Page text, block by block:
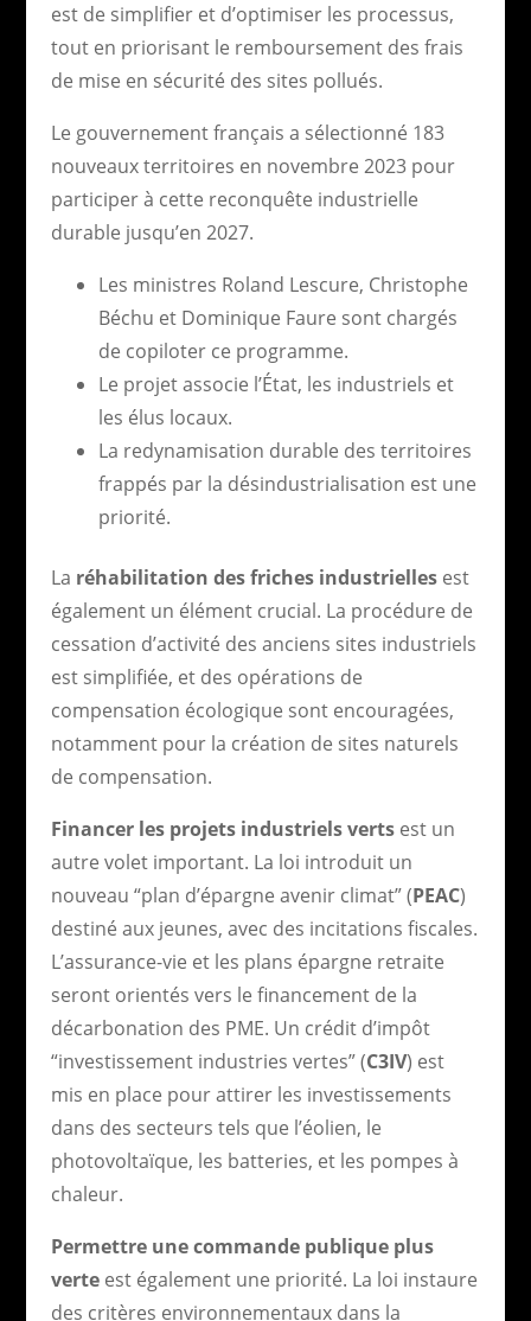
est de simplifier et d’optimiser les processus,
tout en priorisant le remboursement des frais
de mise en sécurité des sites pollués.
Le gouvernement français a sélectionné 183
nouveaux territoires en novembre 2023 pour
participer à cette reconquête industrielle
durable jusqu’en 2027.
Les ministres Roland Lescure, Christophe
Béchu et Dominique Faure sont chargés
de copiloter ce programme.
Le projet associe l’État, les industriels et
les élus locaux.
La redynamisation durable des territoires
frappés par la désindustrialisation est une
priorité.
La réhabilitation des friches industriellesest
également un élément crucial. La procédure de
cessation d’activité des anciens sites industriels
est simplifiée, et des opérations de
compensation écologique sont encouragées,
notamment pour la création de sites naturels
de compensation.
Financer les projets industriels vertsest un
autre volet important. La loi introduit un
nouveau “plan d’épargne avenir climat” (PEAC)
destiné aux jeunes, avec des incitations fiscales.
L’assurance-vie et les plans épargne retraite
seront orientés vers le financement de la
décarbonation des PME. Un crédit d’impôt
“investissement industries vertes” (C3IV) est
mis en place pour attirer les investissements
dans des secteurs tels que l’éolien, le
photovoltaïque, les batteries, et les pompes à
chaleur.
Permettre une commande publique plus
verteest également une priorité. La loi instaure
des critères environnementaux dans la